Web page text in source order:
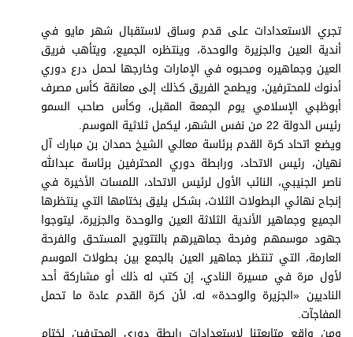
التعليم والمعرفة
الذكاء الاصطناعي
تغطيات
فيديو
بودكاست
إنفوجراف
قصة صورة
كاريكتير
برامج
تجري الاستعدادات على قدم وساق لاستقبال شهر مايو في
أندية العين والجزيرة والوحدة، وينتظره الجميع، ويتأهب فريق
العين وجماهيره ومحبوه في الإمارات وخارجها لحمل درع دوري
أدنوك للمحترفين، ويطمح الفريق كذلك إلى معانقة كأس مصرف
أبوظبي الإسلامي يوم الجمعة المقبل، وكأس صاحب السمو
رئيس الدولة 22 من نفس الشهر، ليكمل ثلاثية الموسم.
ويضع اتحاد كرة القدم برئاسة معالي الشيخ حمدان بن مبارك آل
نهيان، رئيس الاتحاد، ورابطة دوري المحترفين برئاسة عبدالله
ناصر الجنيبي، النائب الأول لرئيس الاتحاد، اللمسات الأخيرة في
إنجاح نهائي البطولات الثلاث، بشكل يليق بختامها التي ينتظرها
الجميع وجماهير الأندية الثلاثة العين والوحدة والجزيرة، ليتوجوا
جهود موسمهم وفرحة جماهيرهم بالتتويج المستحق والفرحة
العارمة، التي تنتظر جماهير العين بالجمع بين بطولات الموسم
لأول مرة في مسيرة النادي، إن كتب له ذلك أو مشاركة أحد
الناديين «الجزيرة والوحدة» له، لأن كرة القدم عادة ما تحمل
المفاجآت.